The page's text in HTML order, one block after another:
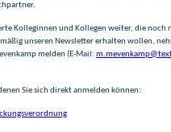
Kolleginnen und Kollegen weiter, die noch
unseren Newsletter erhalten wollen,
melden (E-Mail:
Sie sich direkt anmelden können: